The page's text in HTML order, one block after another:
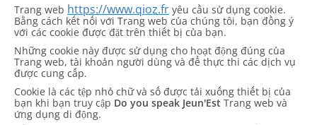
Trang web https://www.qioz.fr yêu cầu sử dụng cookie.
Bằng cách kết nối với Trang web của chúng tôi, bạn đồng ý
với các cookie được đặt trên thiết bị của bạn.
Những cookie này được sử dụng cho hoạt động đúng của
Trang web, tài khoản người dùng và để thực thi các dịch vụ
được cung cấp.
Cookie là các tệp nhỏ chữ và số được tải xuống thiết bị của
bạn khi bạn truy cập Do you speak Jeun'Est Trang web và
ứng dụng di động.